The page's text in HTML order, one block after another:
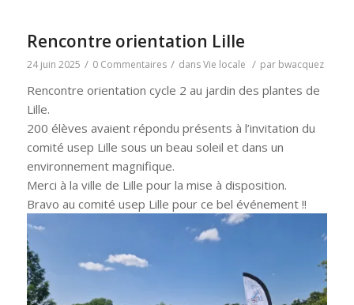
Rencontre orientation Lille
24 juin 2025 / 0 Commentaires / dansVie locale / par bwacquez
Rencontre orientation cycle 2 au jardin des plantes de
Lille.
200 élèves avaient répondu présents à l’invitation du
comité usep Lille sous un beau soleil et dans un
environnement magnifique.
Merci à la ville de Lille pour la mise à disposition.
Bravo au comité usep Lille pour ce bel événement !!